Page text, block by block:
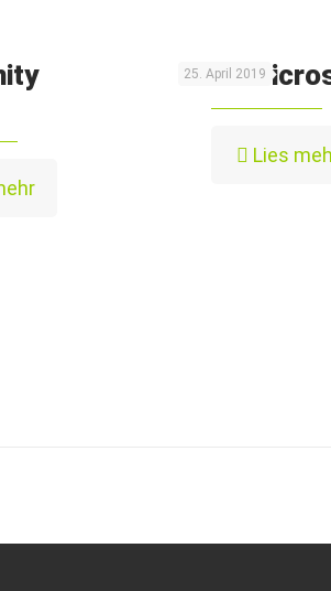
25. April 2019
NEU:
Lies